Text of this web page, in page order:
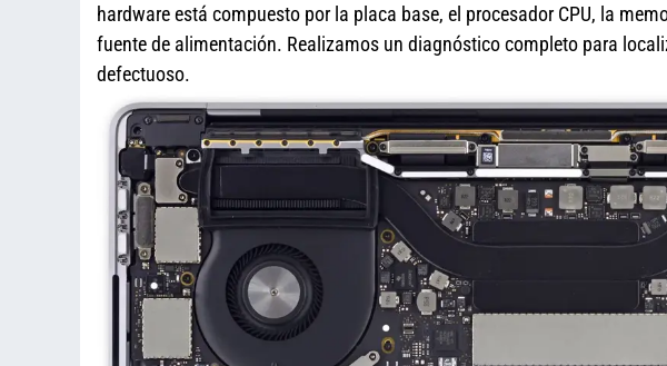
hardware está compuesto por la placa base, el procesador CPU, la
fuente de alimentación. Realizamos un diagnóstico completo para
defectuoso.